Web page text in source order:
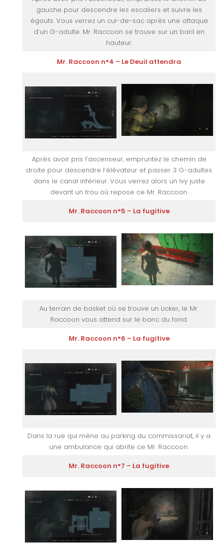
gauche pour descendre les escaliers et suivre les
égouts. Vous verrez un cul-de-sac après une attaque
d’un G-adulte. Mr. Raccoon se trouve sur un baril en
hauteur.
Mr. Raccoon n°4 – Le Deuil attendra
Après avoir pris l’ascenseur, empruntez le chemin de
droite pour descendre l’élévateur et passer 3 G-adultes
dans le canal inférieur. Vous verrez alors un Ivy juste
devant un trou où repose ce Mr. Raccoon.
Mr. Raccoon n°5 – La fugitive
Au terrain de basket où se trouve un Licker, le Mr.
Raccoon vous attend sur le banc du fond.
Mr. Raccoon n°6 – La fugitive
Dans la rue qui mène au parking du commissariat, il y a
une ambulance qui abrite ce Mr. Raccoon.
Mr. Raccoon n°7 – La fugitive